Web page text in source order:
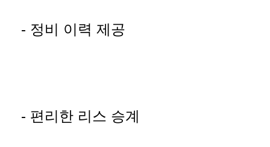
- 정비 이력 제공
- 편리한 리스 승계